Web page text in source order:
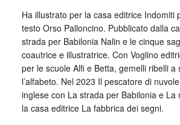
Ha illustrato per la casa editrice Indomiti
testo Orso Palloncino. Pubblicato dalla
strada per Babilonia Nalin e le cinque
coautrice e illustratrice. Con Voglino
per le scuole Alfi e Betta, gemelli ribelli a
l’alfabeto. Nel 2023 Il pescatore di
inglese con La strada per Babilonia e La
la casa editrice La fabbrica dei segni.